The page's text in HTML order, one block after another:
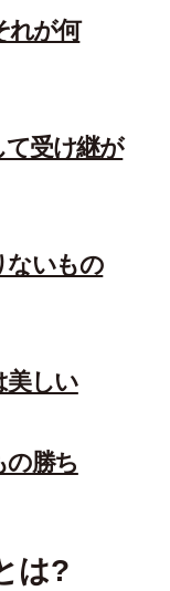
れが何
て受け継が
ないもの
美しい
の勝ち
は?